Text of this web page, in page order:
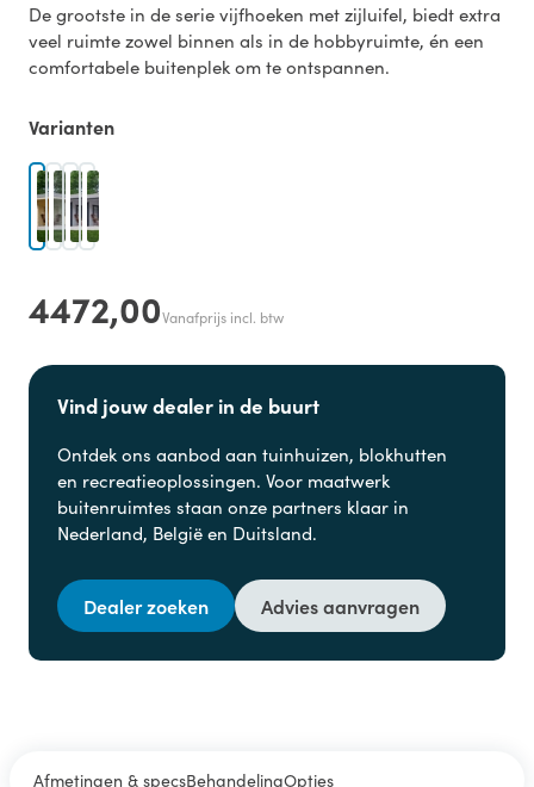
De grootste in de serie vijfhoeken met zijluifel, biedt extra
veel ruimte zowel binnen als in de hobbyruimte, én een
comfortabele buitenplek om te ontspannen.
Varianten
4472,00Vanafprijs incl. btw
Vind jouw dealer in de buurt
Ontdek ons aanbod aan tuinhuizen, blokhutten
en recreatieoplossingen. Voor maatwerk
buitenruimtes staan onze partners klaar in
Nederland, België en Duitsland.
Dealer zoeken Advies aanvragen
Afmetingen & specsBehandelingOpties